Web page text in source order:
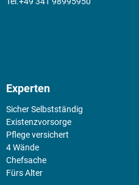
Experten
Sicher Selbstständig
Existenz­vorsorge
Pflege versichert
4 Wände
Chefsache
Fürs Alter